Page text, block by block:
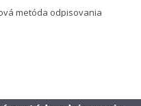
metóda odpisovania